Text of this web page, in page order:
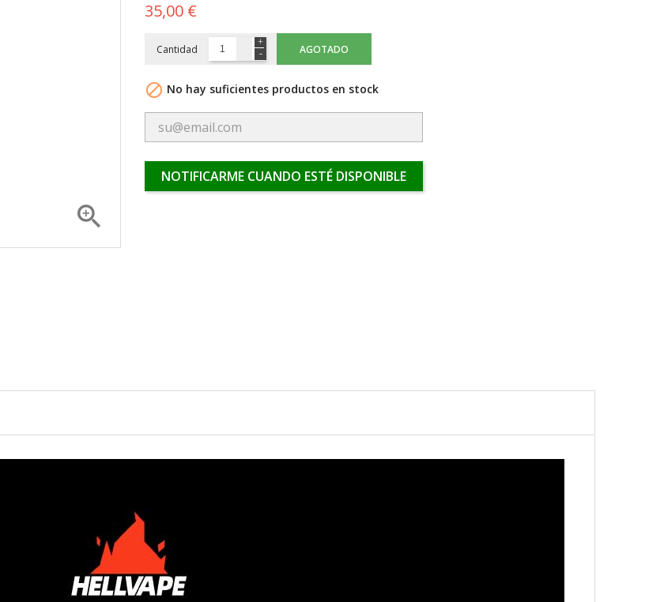

35,00 €
Cantidad AGOTADO
 No hay suficientes productos en stock
NOTIFICARME CUANDO ESTÉ DISPONIBLE